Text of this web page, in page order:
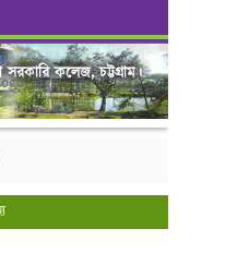
সরকারি কলেজ, চট্টগ্রাম।